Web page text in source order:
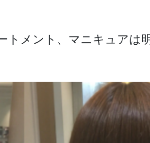
トメント、マニキュアは